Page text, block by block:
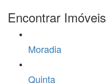
Encontrar Imóveis
Moradia
Quinta